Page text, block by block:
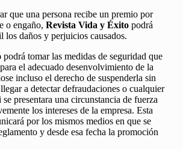
que una persona recibe un premio por
o engaño, Revista Vida y Éxito podrá
los daños y perjuicios causados.
podrá tomar las medidas de seguridad que
el adecuado desenvolvimiento de la
incluso el derecho de suspenderla sin
a detectar defraudaciones o cualquier
presentara una circunstancia de fuerza
los intereses de la empresa. Esta
por los mismos medios en que se
y desde esa fecha la promoción